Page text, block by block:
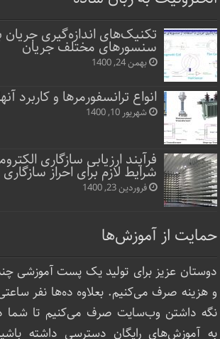
تکنیک‌های اندازه‌گیری جریان
سنسورهای مختلف جریان
بهمن 24, 1400
انواع ترانسفورمرها و کاربرد
شهریور 10, 1400
فرآیند ارزیابی سازگاری
شرایط لازم برای احراز سازگاری
فروردین 23, 1400
حمایت از آموزش‌ها
دوستان عزیز برای تولید یک پست آموزشی
و هزینه صرف می‌کنیم. بعلاوه ده‌ها نفر
نگه داشتن وب‌سایت صرف ‌می‌کنیم تا شما
به آموزش‌های رایگان دسترسی داشته